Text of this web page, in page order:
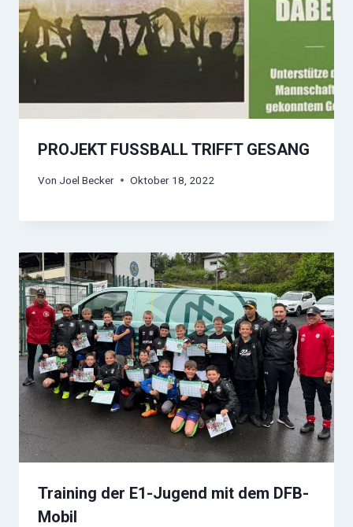
PROJEKT FUSSBALL TRIFFT GESANG
Von Joel Becker Oktober 18, 2022
Training der E1-Jugend mit dem DFB-
Mobil